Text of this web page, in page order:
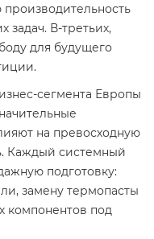
задач. В-третьих,
для будущего
сегмента Европы
на превосходную
Каждый системный
подготовку:
замену термопасты
компонентов под